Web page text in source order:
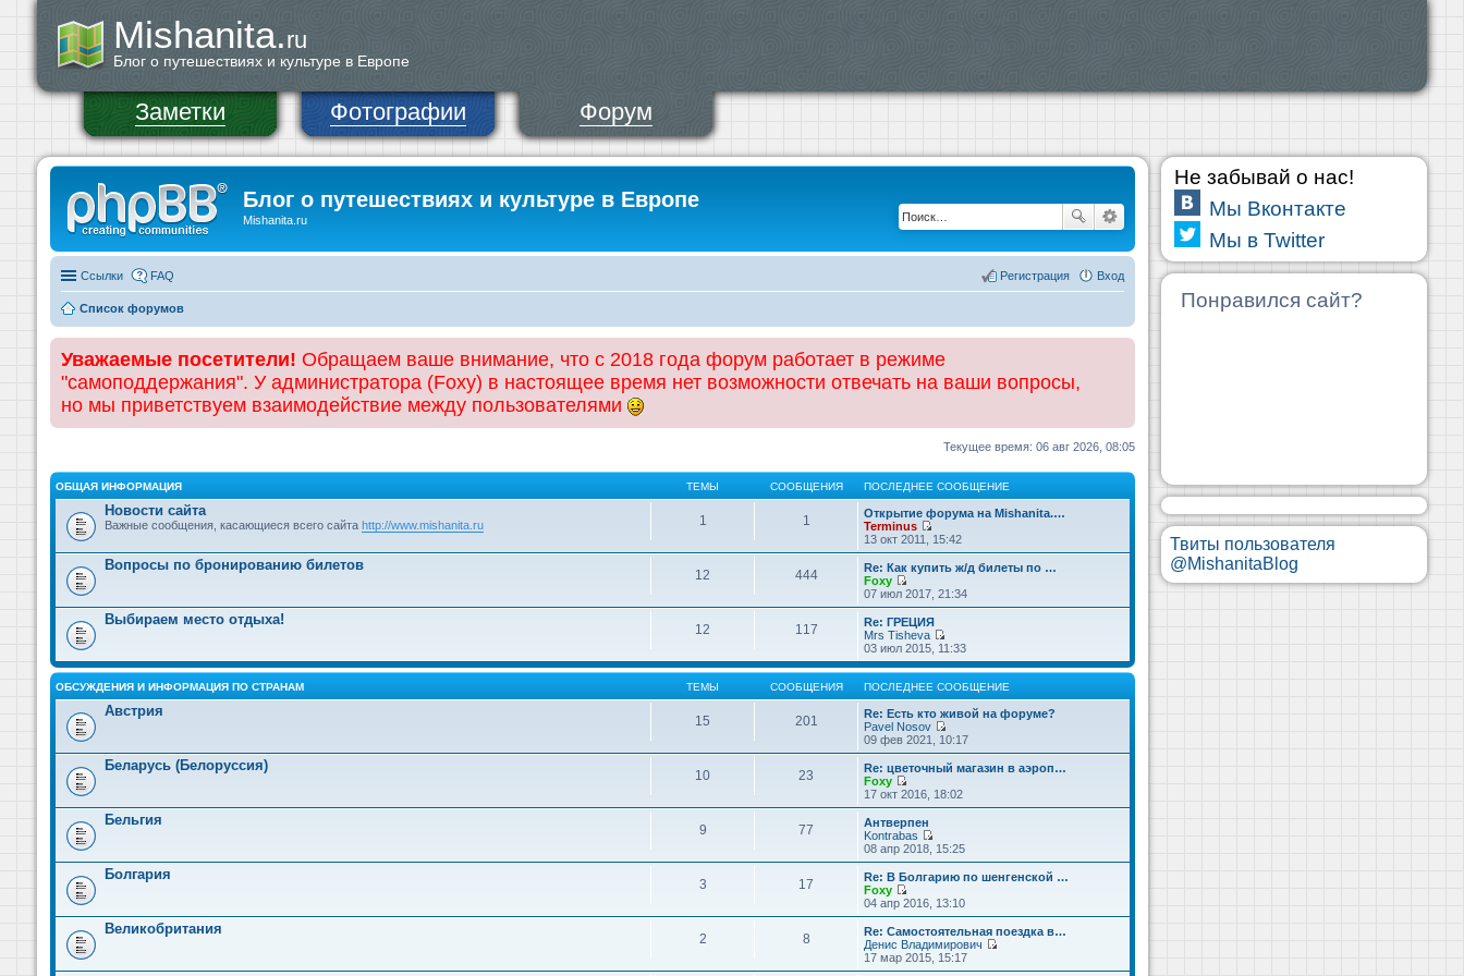
Mishanita.ru
Блог о путешествиях и культуре в Европе
Заметки Фотографии Форум
Блог о путешествиях и культуре в Европе
Mishanita.ru
Ссылки FAQ Вход
Регистрация
Список форумов
Уважаемые посетители! Обращаем ваше внимание, что с 2018 года форум работает в режиме
"самоподдержания". У администратора (Foxy) в настоящее время нет возможности отвечать на ваши вопросы,
но мы приветствуем взаимодействие между пользователями
Текущее время: 06 авг 2026, 08:05
ОБЩАЯ ИНФОРМАЦИЯ ТЕМЫ СООБЩЕНИЯ ПОСЛЕДНЕЕ СООБЩЕНИЕ
Новости сайта
Важные сообщения, касающиеся всего сайта http://www.mishanita.ru 1 1
Открытие форума на Mishanita.…
Terminus
П
е
р
е
й
т
и
к
п
о
с
л
е
н
е
м
у
с
о
б
н
и
ю
13 окт 2011, 15:42
Вопросы по бронированию билетов
12 444
Re: Как купить ж/д билеты по …
Foxy
П
е
р
е
й
т
и
к
п
о
с
л
е
н
е
м
у
с
о
о
б
щ
н
и
ю
07 июл 2017, 21:34
Выбираем место отдыха!
12 117
Re: ГРЕЦИЯ
Mrs Tisheva
П
е
р
е
й
т
к
п
о
с
л
е
е
м
с
о
б
щ
е
н
и
03 июл 2015, 11:33
ОБСУЖДЕНИЯ И ИНФОРМАЦИЯ ПО СТРАНАМ ТЕМЫ СООБЩЕНИЯ ПОСЛЕДНЕЕ СООБЩЕНИЕ
Австрия
15 201
Re: Есть кто живой на форуме?
Pavel Nosov
П
е
р
е
й
т
п
о
л
д
н
е
м
у
с
09 фев 2021, 10:17
Беларусь (Белоруссия)
10 23
Re: цветочный магазин в аэроп…
Foxy
П
е
р
е
й
т
к
п
о
л
е
д
17 окт 2016, 18:02
Бельгия
9 77
Антверпен
Kontrabas
П
е
р
е
й
т
к
п
о
08 апр 2018, 15:25
Болгария
3 17
Re: В Болгарию по шенгенской …
Foxy
П
е
р
е
й
т
04 апр 2016, 13:10
Великобритания
2 8
Re: Самостоятельная поездка в…
Денис Владимирович
е
17 мар 2015, 15:17
Не забывай о нас!
Мы Вконтакте
Мы в Twitter
Понравился сайт?
Твиты пользователя
@MishanitaBlog